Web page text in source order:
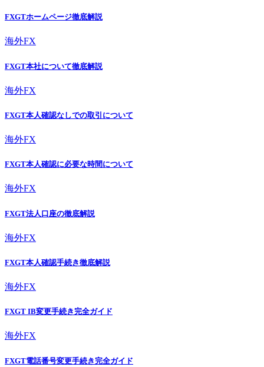
FXGTホームページ徹底解説
海外FX
FXGT本社について徹底解説
海外FX
FXGT本人確認なしでの取引について
海外FX
FXGT本人確認に必要な時間について
海外FX
FXGT法人口座の徹底解説
海外FX
FXGT本人確認手続き徹底解説
海外FX
FXGT IB変更手続き完全ガイド
海外FX
FXGT電話番号変更手続き完全ガイド